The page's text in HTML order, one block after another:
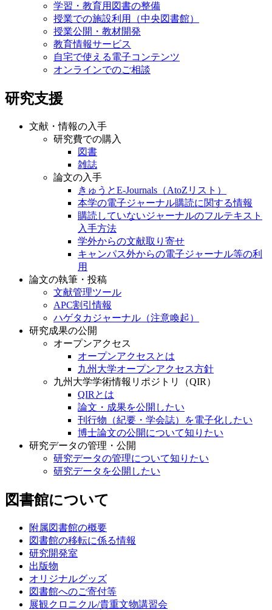
学習・教育用図書の整備
授業での施設利用（中央図書館）
授業公開・教材開発
教育情報サービス
自宅で使える電子コンテンツ
オンラインでのご相談
研究支援
文献・情報の入手
研究費での購入
図書
雑誌
論文の入手
きゅうとE-Journals（AtoZリスト）
本学の電子ジャーナル購読に関する情報
購読していないジャーナルのフルテキスト
入手方法
学外からの文献取り寄せ
キャンパス外からの電子ジャーナル等の利
用
論文の執筆・投稿
文献管理ツール
APC割引情報
ハゲタカジャーナル（注意喚起）
研究成果の公開
オープンアクセス
オープンアクセスとは
九州大学オープンアクセス方針
九州大学学術情報リポジトリ（QIR）
QIRとは
論文・成果を公開したい
刊行物（紀要・学会誌）を電子化したい
博士論文の公開について知りたい
研究データの管理・公開
研究データの管理について知りたい
研究データを公開したい
図書館について
附属図書館の概要
図書館の移転に係る情報
研究開発室
出版物
オリジナルグッズ
図書館へのご寄付等
展観クロニクル/貴重文物講習会